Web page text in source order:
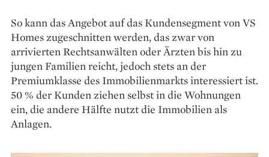
So kann das Angebot auf das Kunden­segment von VS
Homes zugeschnitten werden, das zwar von
arrivierten Rechtsanwälten oder Ärzten bis hin zu
jungen Familien reicht, jedoch stets an der
Premiumklasse des Immobilienmarkts interessiert ist.
50 % der Kunden ziehen selbst in die Wohnungen
ein, die andere Hälfte nutzt die Immobilien als
Anlagen.